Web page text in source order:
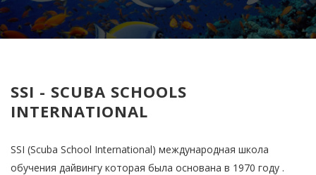
SSI - SCUBA SCHOOLS
INTERNATIONAL
SSI (Scuba School International) международная школа
обучения дайвингу которая была основана в 1970 году .